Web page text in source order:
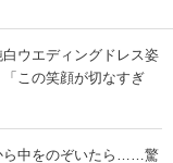
白ウエディングドレス姿
この笑顔が切なすぎ
ら中をのぞいたら……驚